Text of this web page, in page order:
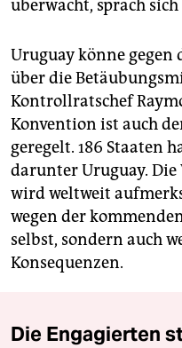
überwacht, sprach sich
Uruguay könne
über die
Kontrollratschef
Konvention ist auch
geregelt. 186 Staaten
darunter Uruguay.
wird weltweit
wegen der
selbst, sondern auch
Konsequenzen.
Die Engagierten